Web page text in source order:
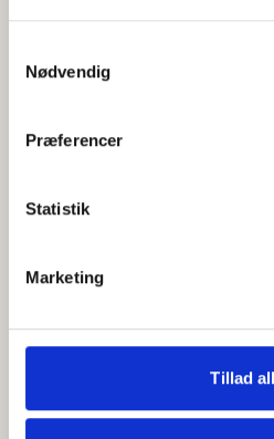
Nødvendig
Præferencer
Statistik
Marketing
Tillad
Hvem er CEPOS
Medarbejdere